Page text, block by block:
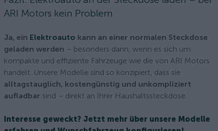
ARI Motors kein Problem
Ja, ein Elektroauto kann an einer normalen Steckdose
geladen werden – besonders dann, wenn es sich um
kompakte und effiziente Fahrzeuge wie die von ARI Motors
handelt. Unsere Modelle sind so konzipiert, dass sie
alltagstauglich, kostengünstig und unkompliziert
aufladbar sind – direkt an Ihrer Haushaltssteckdose.
Interesse geweckt? Jetzt mehr über unsere Modelle